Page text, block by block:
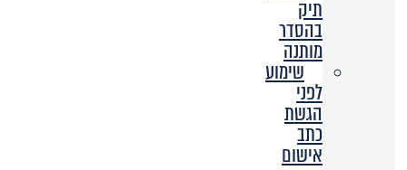
תיק
בהסדר
מותנה
שימוע
לפני
הגשת
כתב
אישום